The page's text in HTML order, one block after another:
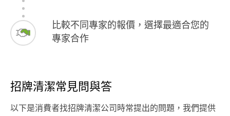
比較不同專家的報價，選擇最適合您的
專家合作
招牌清潔常見問與答
以下是消費者找招牌清潔公司時常提出的問題，我們提供